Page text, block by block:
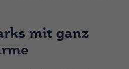
mit ganz